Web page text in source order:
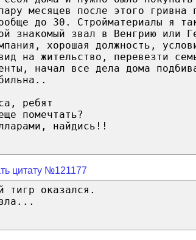
месяцев после этого
до 30. Стройматериалы я
знакомый звал в Венгрию или
хорошая должность,
на жительство, перевезти
начал все дела дома
ребят
помечтать?
найдись!!
цитату №121177
тигр оказался.